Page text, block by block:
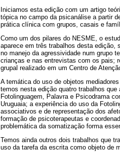
Iniciamos esta edição com um artigo
tópica no campo da psicanálise a partir
prática clínica com grupos, casais e
Como um dos pilares do NESME, o
aparece em três trabalhos desta
no manejo da agressividade num grupo
crianças e nas entrevistas com os pais;
grupal realizado em um Centro de
A temática do uso de objetos
temos nesta edição quatro trabalhos
Fotolinguagem, Palavra e Psicodrama
Uruguaia; a experiência do uso da
associativos e de representação dos
formação de psicoterapeutas e
problemática da somatização forma
Temos ainda outros dois trabalhos que
uso da tarefa da escrita como objeto de